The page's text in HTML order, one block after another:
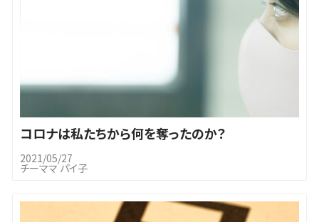
コロナは私たちから何を奪ったのか？
2021/05/27
チーママ パイ子